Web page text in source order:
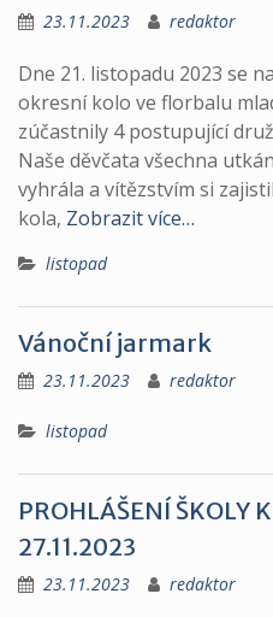
23.11.2023 redaktor
Dne 21. listopadu 2023 se
okresní kolo ve florbalu
zúčastnily 4 postupující
Naše děvčata všechna
vyhrála a vítězstvím si
kola, Zobrazit více…
listopad
Vánoční jarmark
23.11.2023 redaktor
listopad
PROHLÁŠENÍ ŠKOLY
27.11.2023
23.11.2023 redaktor